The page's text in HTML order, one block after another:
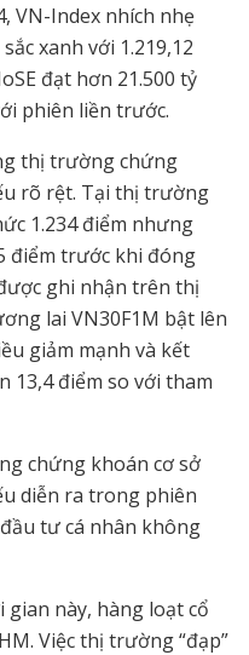
VN-Index nhích nhẹ
xanh với 1.219,12
đạt hơn 21.500 tỷ
phiên liền trước.
thị trường chứng
rõ rệt. Tại thị trường
1.234 điểm nhưng
điểm trước khi đóng
ghi nhận trên thị
lai VN30F1M bật lên
giảm mạnh và kết
13,4 điểm so với tham
chứng khoán cơ sở
diễn ra trong phiên
tư cá nhân không
này, hàng loạt cổ
Việc thị trường “đạp”